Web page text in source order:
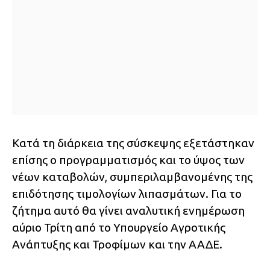
Κατά τη διάρκεια της σύσκεψης εξετάστηκαν
επίσης ο προγραμματισμός και το ύψος των
νέων καταβολών, συμπεριλαμβανομένης της
επιδότησης τιμολογίων λιπασμάτων. Για το
ζήτημα αυτό θα γίνει αναλυτική ενημέρωση
αύριο Τρίτη από το Υπουργείο Αγροτικής
Ανάπτυξης και Τροφίμων και την ΑΑΔΕ.